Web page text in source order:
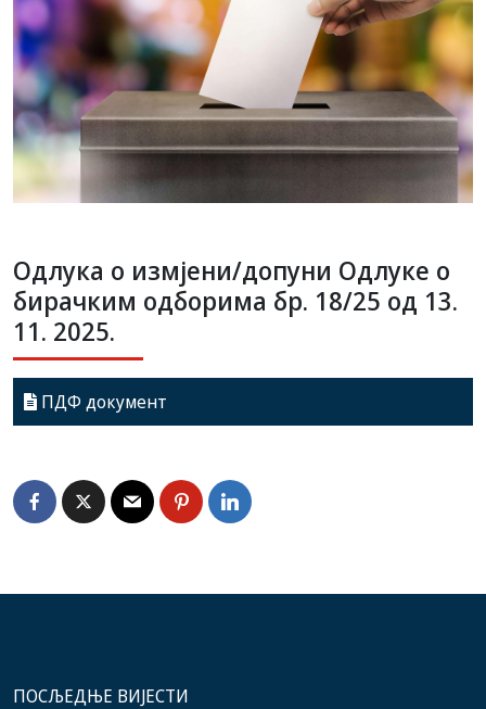
Одлука о измјени/допуни Одлуке о
бирачким одборима бр. 18/25 од 13.
11. 2025.
ПДФ документ
ПОСЉЕДЊЕ ВИЈЕСТИ